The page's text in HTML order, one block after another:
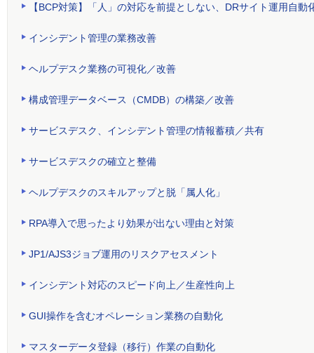
【BCP対策】「人」の対応を前提としない、DRサイト運用自動
インシデント管理の業務改善
ヘルプデスク業務の可視化／改善
構成管理データベース（CMDB）の構築／改善
サービスデスク、インシデント管理の情報蓄積／共有
サービスデスクの確立と整備
ヘルプデスクのスキルアップと脱「属人化」
RPA導入で思ったより効果が出ない理由と対策
JP1/AJS3ジョブ運用のリスクアセスメント
インシデント対応のスピード向上／生産性向上
GUI操作を含むオペレーション業務の自動化
マスターデータ登録（移行）作業の自動化